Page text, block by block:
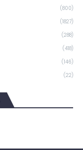
(800)
(1827)
(288)
(418)
(146)
(22)